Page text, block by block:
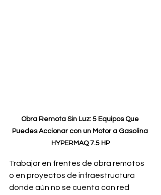
Obra Remota Sin Luz: 5 Equipos Que
Puedes Accionar con un Motor a Gasolina
HYPERMAQ 7.5 HP
Trabajar en frentes de obra remotos
o en proyectos de infraestructura
donde aún no se cuenta con red